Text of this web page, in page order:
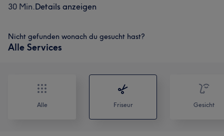
30 Min.Details anzeigen
Nicht gefunden wonach du gesucht hast?
Alle Services
Alle Friseur Gesicht